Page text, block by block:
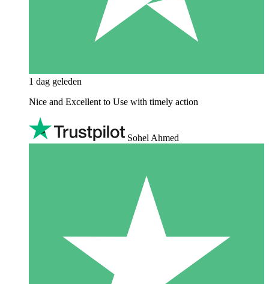
1 dag geleden
Nice and Excellent to Use with timely action
Sohel Ahmed